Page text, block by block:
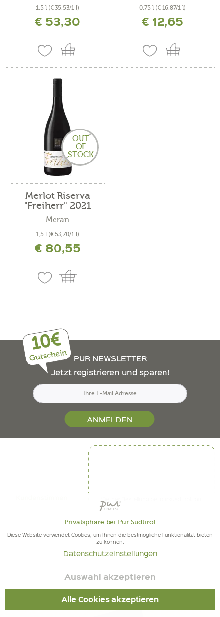
1,5 l (€ 35,53/1 l)
€ 53,30
0,75 l (€ 16,87/1 l)
€ 12,65
OUT
OF
STOCK
Merlot Riserva
"Freiherr" 2021
Meran
1,5 l (€ 53,70/1 l)
inkl. MwSt. zzgl. Versandkosten
€ 80,55
10€
Gutschein
PUR NEWSLETTER
Jetzt registrieren und sparen!
ANMELDEN
Aktiv
Inaktiv
Inaktiv
Privatsphäre bei Pur Südtirol
Diese Website verwendet Cookies, um Ihnen die bestmögliche Funktionalität bieten
zu können.
Datenschutzeinstellungen
Auswahl akzeptieren
Alle Cookies akzeptieren